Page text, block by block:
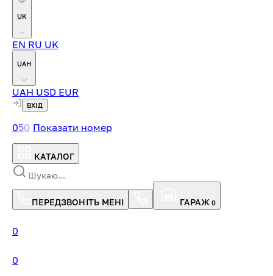
UK
EN RU UK
UAH
UAH USD EUR
ВХІД
050 Показати номер
КАТАЛОГ
ПЕРЕДЗВОНІТЬ МЕНІ ГАРАЖ 0
0
0